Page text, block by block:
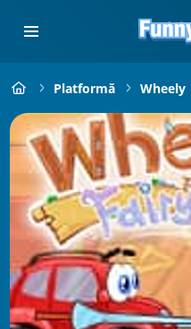
Platformă Wheely